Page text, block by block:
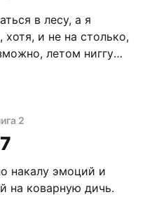
в лесу, а я
и не на столько,
летом ниггу
с головой все его
2
накалу эмоций и
на коварную дичь.